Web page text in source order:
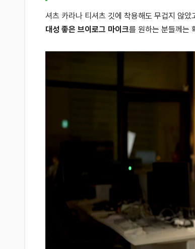
셔츠 카라나 티셔츠 깃에 착용해도 무겁지 않
대성 좋은 브이로그 마이크를 원하는 분들께는